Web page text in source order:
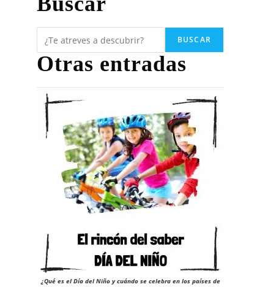
BUSCAR
Otras entradas
¿Qué es el Día del Niño y cuándo se celebra en los países de